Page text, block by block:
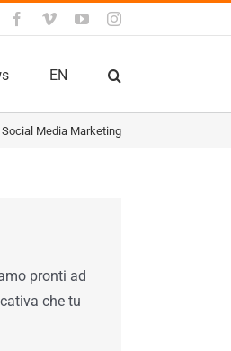
Facebook
VimeoYouTubeInstagram
EN
Social Media Marketing
pronti ad
che tu